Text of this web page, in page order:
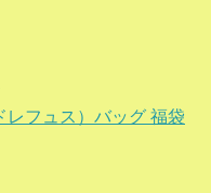
レフュス）バッグ 福袋